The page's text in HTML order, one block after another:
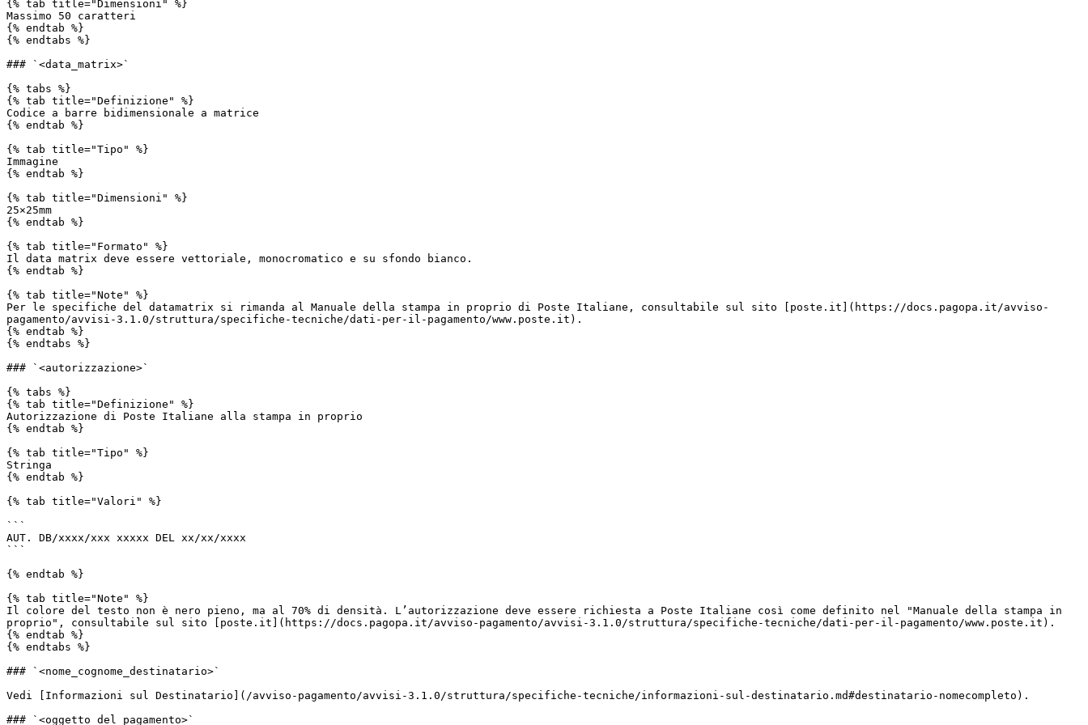
{% tab title="Dimensioni" %}
Massimo 50 caratteri
{% endtab %}
{% endtabs %}
### `<data_matrix>`
{% tabs %}
{% tab title="Definizione" %}
Codice a barre bidimensionale a matrice
{% endtab %}
{% tab title="Tipo" %}
Immagine
{% endtab %}
{% tab title="Dimensioni" %}
25×25mm
{% endtab %}
{% tab title="Formato" %}
Il data matrix deve essere vettoriale, monocromatico e su sfondo bianco.
{% endtab %}
{% tab title="Note" %}
Per le specifiche del datamatrix si rimanda al Manuale della stampa in proprio di Poste Italiane, consultabile sul sito [poste.it](https://docs.pagopa.it/avviso-
pagamento/avvisi-3.1.0/struttura/specifiche-tecniche/dati-per-il-pagamento/www.poste.it).
{% endtab %}
{% endtabs %}
### `<autorizzazione>`
{% tabs %}
{% tab title="Definizione" %}
Autorizzazione di Poste Italiane alla stampa in proprio
{% endtab %}
{% tab title="Tipo" %}
Stringa
{% endtab %}
{% tab title="Valori" %}
```
AUT. DB/xxxx/xxx xxxxx DEL xx/xx/xxxx
```
{% endtab %}
{% tab title="Note" %}
Il colore del testo non è nero pieno, ma al 70% di densità. L’autorizzazione deve essere richiesta a Poste Italiane così come definito nel "Manuale della stampa in
proprio", consultabile sul sito [poste.it](https://docs.pagopa.it/avviso-pagamento/avvisi-3.1.0/struttura/specifiche-tecniche/dati-per-il-pagamento/www.poste.it).
{% endtab %}
{% endtabs %}
### `<nome_cognome_destinatario>`
Vedi [Informazioni sul Destinatario](/avviso-pagamento/avvisi-3.1.0/struttura/specifiche-tecniche/informazioni-sul-destinatario.md#destinatario-nomecompleto).
### `<oggetto_del_pagamento>`